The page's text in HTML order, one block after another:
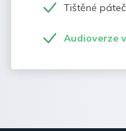
Tištěné
Audioverze